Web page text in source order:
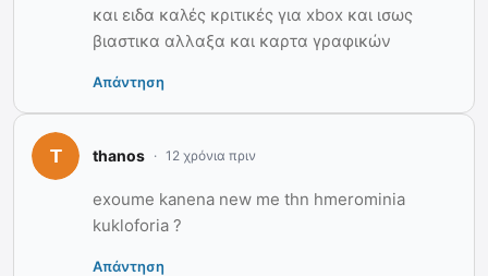
και ειδα καλές κριτικές για xbox και ισως
βιαστικα αλλαξα και καρτα γραφικών
Απάντηση
thanos 12 χρόνια πριν
exoume kanena new me thn hmerominia
kukloforia ?
Απάντηση